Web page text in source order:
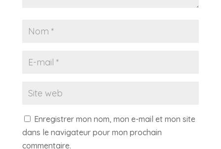
Enregistrer mon nom, mon e-mail et mon site
dans le navigateur pour mon prochain
commentaire.